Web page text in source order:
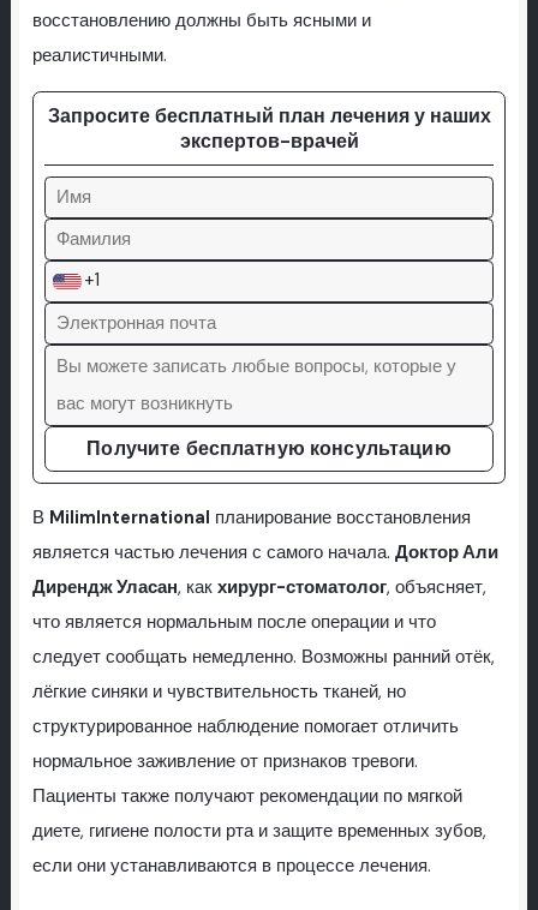
восстановлению должны быть ясными и
реалистичными.
Запросите бесплатный план лечения у наших
экспертов-врачей
+1
Получите бесплатную консультацию
В MilimInternational планирование восстановления
является частью лечения с самого начала. Доктор Али
Дирендж Уласан, как хирург-стоматолог, объясняет,
что является нормальным после операции и что
следует сообщать немедленно. Возможны ранний отёк,
лёгкие синяки и чувствительность тканей, но
структурированное наблюдение помогает отличить
нормальное заживление от признаков тревоги.
Пациенты также получают рекомендации по мягкой
диете, гигиене полости рта и защите временных зубов,
если они устанавливаются в процессе лечения.